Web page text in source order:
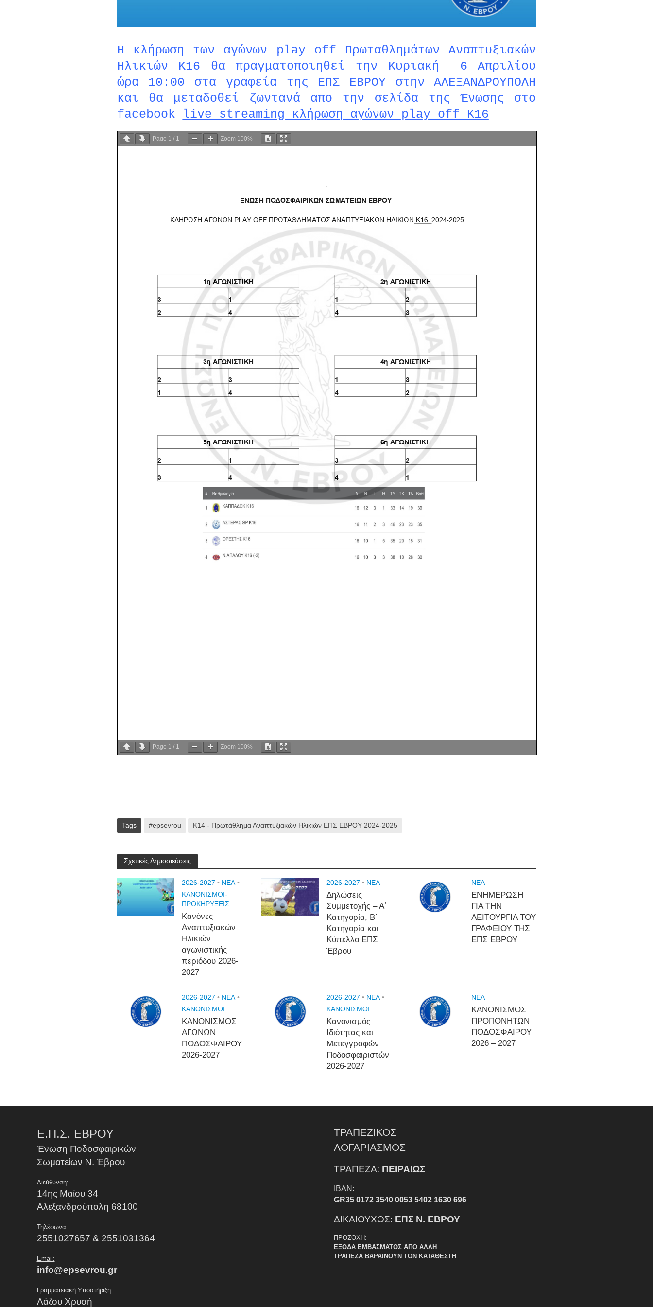
Η κλήρωση των αγώνων play off Πρωταθλημάτων Αναπτυξιακών
Ηλικιών Κ16 θα πραγματοποιηθεί την Κυριακή 6 Απριλίου
ώρα 10:00 στα γραφεία της ΕΠΣ ΕΒΡΟΥ στην ΑΛΕΞΑΝΔΡΟΥΠΟΛΗ
και θα μεταδοθεί ζωντανά απο την σελίδα της Ένωσης στο
facebook
live streaming κλήρωση αγώνων play off Κ16
Page 1 / 1 Zoom 100%
Page 1 / 1 Zoom 100%
Tags #epsevrou Κ14 - Πρωτάθλημα Αναπτυξιακών Ηλικιών ΕΠΣ ΕΒΡΟΥ 2024-2025
Σχετικές Δημοσιεύσεις
2026-2027 • NEA •
ΚΑΝΟΝΙΣΜΟΙ-
ΠΡΟΚΗΡΥΞΕΙΣ
Κανόνες
Αναπτυξιακών
Ηλικιών
αγωνιστικής
περιόδου 2026-
2027
2026-2027 • NEA
Δηλώσεις
Συμμετοχής – Α΄
Κατηγορία, Β΄
Κατηγορία και
Κύπελλο ΕΠΣ
Έβρου
NEA
ΕΝΗΜΕΡΩΣΗ
ΓΙΑ ΤΗΝ
ΛΕΙΤΟΥΡΓΙΑ ΤΟΥ
ΓΡΑΦΕΙΟΥ ΤΗΣ
ΕΠΣ ΕΒΡΟΥ
2026-2027 • NEA •
ΚΑΝΟΝΙΣΜΟΙ
ΚΑΝΟΝΙΣΜΟΣ
ΑΓΩΝΩΝ
ΠΟΔΟΣΦΑΙΡΟΥ
2026-2027
2026-2027 • NEA •
ΚΑΝΟΝΙΣΜΟΙ
Κανονισμός
Ιδιότητας και
Μετεγγραφών
Ποδοσφαιριστών
2026-2027
NEA
ΚΑΝΟΝΙΣΜΟΣ
ΠΡΟΠΟΝΗΤΩΝ
ΠΟΔΟΣΦΑΙΡΟΥ
2026 – 2027
Ε.Π.Σ. ΕΒΡΟΥ
Ένωση Ποδοσφαιρικών
Σωματείων Ν. Έβρου
Διεύθυνση:
14ης Μαίου 34
Αλεξανδρούπολη 68100
Τηλέφωνα:
2551027657 & 2551031364
Email:
info@epsevrou.gr
Γραμματειακή Υποστήριξη:
Λάζου Χρυσή
ΤΡΑΠΕΖΙΚΟΣ
ΛΟΓΑΡΙΑΣΜΟΣ
ΤΡΑΠΕΖΑ: ΠΕΙΡΑΙΩΣ
IBAN:
GR35 0172 3540 0053 5402 1630 696
ΔΙΚΑΙΟΥΧΟΣ: ΕΠΣ Ν. ΕΒΡΟΥ
ΠΡΟΣΟΧΗ:
ΕΞΟΔΑ ΕΜΒΑΣΜΑΤΟΣ ΑΠΟ ΑΛΛΗ
ΤΡΑΠΕΖΑ ΒΑΡΑΙΝΟΥΝ ΤΟΝ ΚΑΤΑΘΕΣΤΗ